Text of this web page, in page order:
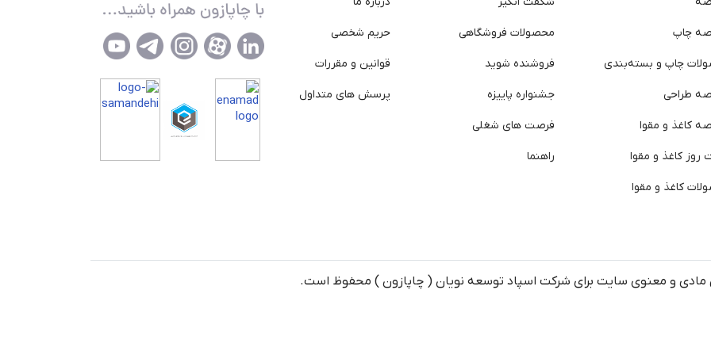
چاپ
چاپ و بسته‌بندی
طراحی
کاغذ و مقوا
روز کاغذ و مقوا
کاغذ و مقوا
محصولات فروشگاهی
فروشنده شوید
جشنواره پاییزه
فرصت های شغلی
راهنما
حریم شخصی
قوانین و مقررات
پرسش های متداول
مادی و معنوی سایت برای شرکت اسپاد توسعه نویان ( چاپازون ) محفوظ است.